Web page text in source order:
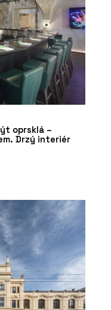
oprsklá –
Drzý interiér